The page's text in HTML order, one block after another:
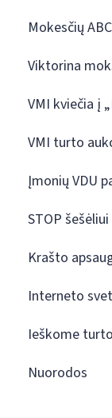
Mokesčių ABC
Viktorina
VMI kviečia į
VMI turto
Įmonių VDU
STOP šešėliui
Krašto
Interneto
Ieškome
Nuorodos